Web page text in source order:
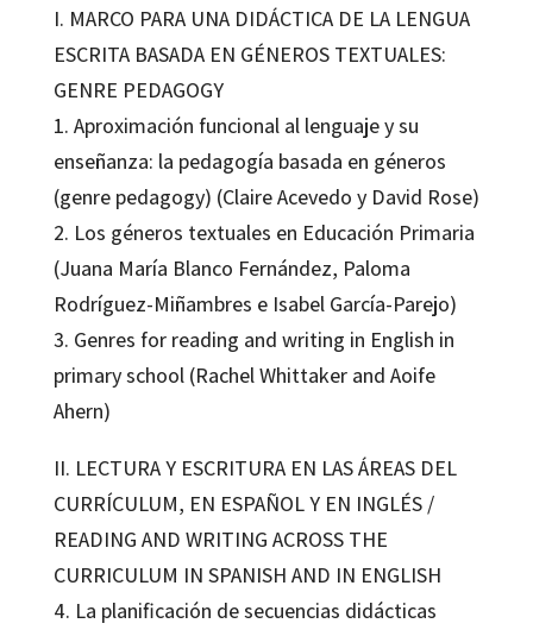
I. MARCO PARA UNA DIDÁCTICA DE LA LENGUA
ESCRITA BASADA EN GÉNEROS TEXTUALES:
GENRE PEDAGOGY
1. Aproximación funcional al lenguaje y su
enseñanza: la pedagogía basada en géneros
(genre pedagogy) (Claire Acevedo y David Rose)
2. Los géneros textuales en Educación Primaria
(Juana María Blanco Fernández, Paloma
Rodríguez-Miñambres e Isabel García-Parejo)
3. Genres for reading and writing in English in
primary school (Rachel Whittaker and Aoife
Ahern)
II. LECTURA Y ESCRITURA EN LAS ÁREAS DEL
CURRÍCULUM, EN ESPAÑOL Y EN INGLÉS /
READING AND WRITING ACROSS THE
CURRICULUM IN SPANISH AND IN ENGLISH
4. La planificación de secuencias didácticas